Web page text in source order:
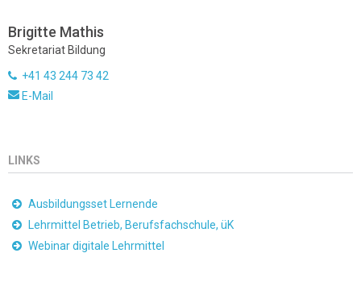
Brigitte Mathis
Sekretariat Bildung
+41 43 244 73 42
E-Mail
LINKS
Ausbildungsset Lernende
Lehrmittel Betrieb, Berufsfachschule, üK
Webinar digitale Lehrmittel